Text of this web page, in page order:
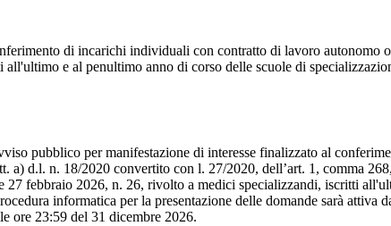
di incarichi individuali con contratto di lavoro autonomo
e al penultimo anno di corso delle scuole di
pubblico per manifestazione di interesse finalizzato al
d.l. n. 18/2020 convertito con l. 27/2020, dell’art. 1, comma
febbraio 2026, n. 26, rivolto a medici specializzandi, iscritti
informatica per la presentazione delle domande sarà attiva
ore 23:59 del 31 dicembre 2026.